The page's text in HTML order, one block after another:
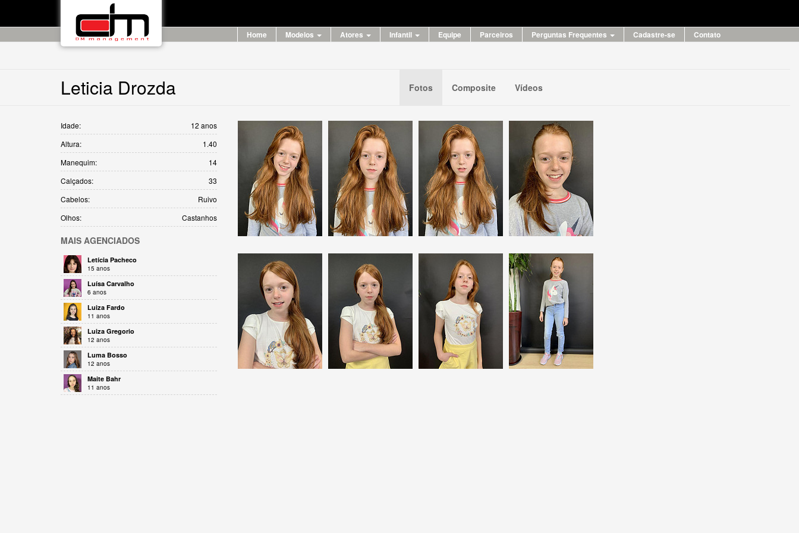
Home Modelos Atores Infantil Equipe Parceiros Perguntas Frequentes Cadastre-se Contato
Leticia Drozda Fotos Composite Vídeos
Idade:
12 anos
Altura:
1.40
Manequim:
14
Calçados:
33
Cabelos:
Ruivo
Olhos:
Castanhos
MAIS AGENCIADOS
Letícia Pacheco
15 anos
Luísa Carvalho
6 anos
Luiza Fardo
11 anos
Luiza Gregorio
12 anos
Luma Bosso
12 anos
Maite Bahr
11 anos